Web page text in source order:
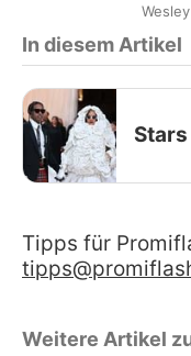
In diesem Artikel
Stars
Tipps für
Weitere Artikel